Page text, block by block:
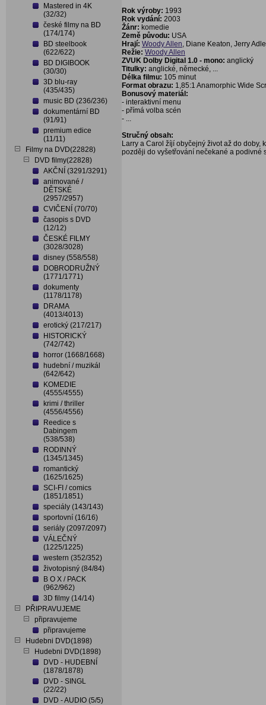
Mastered in 4K
(32/32)
české filmy na BD
(174/174)
BD steelbook
(622/622)
BD DIGIBOOK
(30/30)
3D blu-ray
(435/435)
music BD (236/236)
dokumentární BD
(91/91)
premium edice
(11/11)
Filmy na DVD(22828)
DVD filmy(22828)
AKČNÍ (3291/3291)
animované /
DĚTSKÉ
(2957/2957)
CVIČENÍ (70/70)
časopis s DVD
(12/12)
ČESKÉ FILMY
(3028/3028)
disney (558/558)
DOBRODRUŽNÝ
(1771/1771)
dokumenty
(1178/1178)
DRAMA
(4013/4013)
erotický (217/217)
HISTORICKÝ
(742/742)
horror (1668/1668)
hudební / muzikál
(642/642)
KOMEDIE
(4555/4555)
krimi / thriller
(4556/4556)
Reedice s
Dabingem
(538/538)
RODINNÝ
(1345/1345)
romantický
(1625/1625)
SCI-FI / comics
(1851/1851)
speciály (143/143)
sportovní (16/16)
seriály (2097/2097)
VÁLEČNÝ
(1225/1225)
western (352/352)
životopisný (84/84)
B O X / PACK
(962/962)
3D filmy (14/14)
PŘIPRAVUJEME
připravujeme
připravujeme
Hudebni DVD(1898)
Hudebni DVD(1898)
DVD - HUDEBNÍ
(1878/1878)
DVD - SINGL
(22/22)
DVD - AUDIO (5/5)
Rok výroby: 1993
Rok vydání: 2003
Žánr: komedie
Země původu: USA
Hrají: Woody Allen, Diane Keaton, Jerry
Režie: Woody Allen
ZVUK Dolby Digital 1.0 - mono: anglický
Titulky: anglické, německé, ...
Délka filmu: 105 minut
Format obrazu: 1,85:1 Anamorphic Wide
Bonusový materiál:
- interaktivní menu
- přímá volba scén
- ...
Stručný obsah:
Larry a Carol žíjí obyčejný život až do doby,
později do vyšetřování nečekané a podivné